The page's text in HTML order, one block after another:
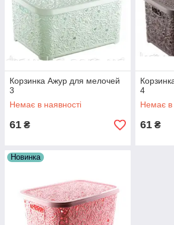
Корзинка Ажур для мелочей
3
Немає в наявності
61 ₴
4
Немає в
61 ₴
Новинка